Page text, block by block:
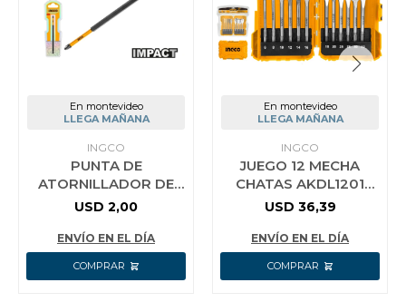
En montevideo
LLEGA MAÑANA
INGCO
PUNTA DE
ATORNILLADOR DE
IMPACTO 6´´ INGCO
USD 2,00
ENVÍO EN EL DÍA
En montevideo
LLEGA MAÑANA
INGCO
JUEGO 12 MECHA
CHATAS AKDL1201
PARA MADERA INGCO
USD 36,39
ENVÍO EN EL DÍA